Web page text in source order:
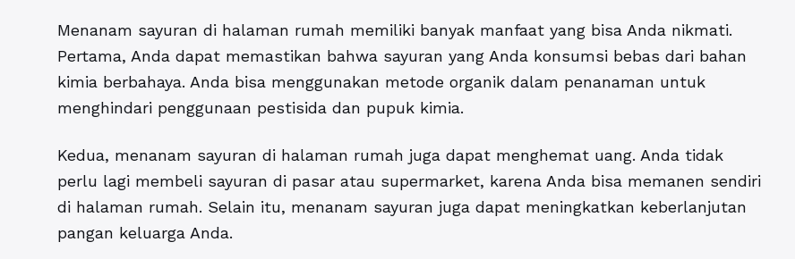
Menanam sayuran di halaman rumah memiliki banyak manfaat yang bisa Anda nikmati.
Pertama, Anda dapat memastikan bahwa sayuran yang Anda konsumsi bebas dari bahan
kimia berbahaya. Anda bisa menggunakan metode organik dalam penanaman untuk
menghindari penggunaan pestisida dan pupuk kimia.
Kedua, menanam sayuran di halaman rumah juga dapat menghemat uang. Anda tidak
perlu lagi membeli sayuran di pasar atau supermarket, karena Anda bisa memanen sendiri
di halaman rumah. Selain itu, menanam sayuran juga dapat meningkatkan keberlanjutan
pangan keluarga Anda.